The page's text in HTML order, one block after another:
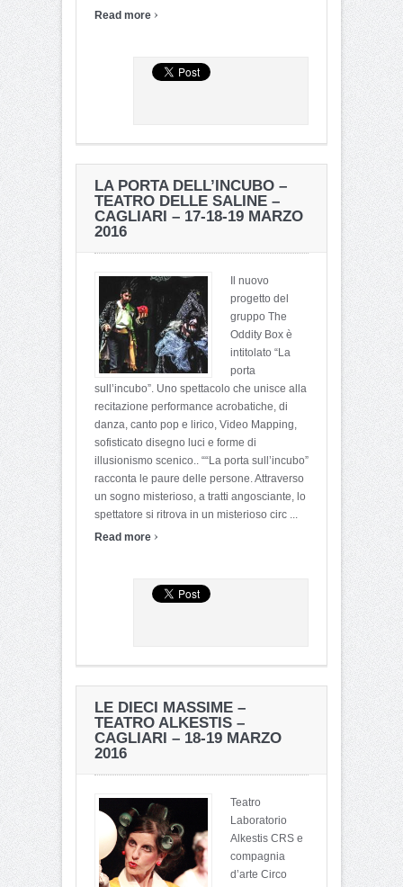
Read more ›
LA PORTA DELL’INCUBO –
TEATRO DELLE SALINE –
CAGLIARI – 17-18-19 MARZO
2016
Il nuovo
progetto del
gruppo The
Oddity Box è
intitolato “La
porta
sull’incubo”. Uno spettacolo che unisce alla
recitazione performance acrobatiche, di
danza, canto pop e lirico, Video Mapping,
sofisticato disegno luci e forme di
illusionismo scenico.. ““La porta sull’incubo”
racconta le paure delle persone. Attraverso
un sogno misterioso, a tratti angosciante, lo
spettatore si ritrova in un misterioso circ ...
Read more ›
LE DIECI MASSIME –
TEATRO ALKESTIS –
CAGLIARI – 18-19 MARZO
2016
Teatro
Laboratorio
Alkestis CRS e
compagnia
d’arte Circo